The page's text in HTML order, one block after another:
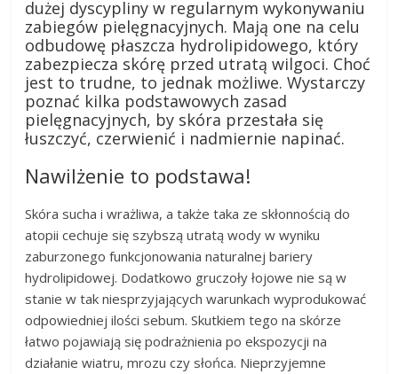
dużej dyscypliny w regularnym wykonywaniu
zabiegów pielęgnacyjnych. Mają one na celu
odbudowę płaszcza hydrolipidowego, który
zabezpiecza skórę przed utratą wilgoci. Choć
jest to trudne, to jednak możliwe. Wystarczy
poznać kilka podstawowych zasad
pielęgnacyjnych, by skóra przestała się
łuszczyć, czerwienić i nadmiernie napinać.
Nawilżenie to podstawa!
Skóra sucha i wrażliwa, a także taka ze skłonnością do
atopii cechuje się szybszą utratą wody w wyniku
zaburzonego funkcjonowania naturalnej bariery
hydrolipidowej. Dodatkowo gruczoły łojowe nie są w
stanie w tak niesprzyjających warunkach wyprodukować
odpowiedniej ilości sebum. Skutkiem tego na skórze
łatwo pojawiają się podrażnienia po ekspozycji na
działanie wiatru, mrozu czy słońca. Nieprzyjemne